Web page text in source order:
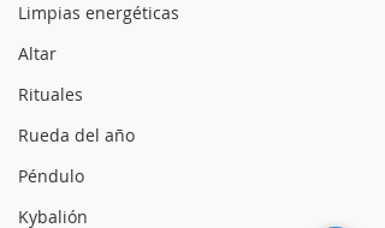
Limpias energéticas
Altar
Rituales
Rueda del año
Péndulo
Kybalión